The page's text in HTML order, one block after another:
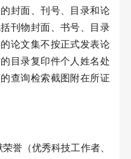
封面、刊号、目录和论
刊物封面、书号、目录
论文集不按正式发表论
目录复印件个人姓名处
查询检索截图附在所证
誉（优秀科技工作者、